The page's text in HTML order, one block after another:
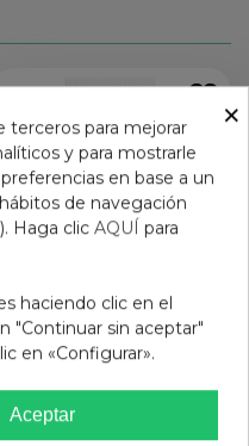
SENSIBIO DS CREMA 40
ML BIODERMA
19,95 €
×
terceros para mejorar
y para mostrarle
en base a un
de navegación
Haga clic AQUÍ para
haciendo clic en el
"Continuar sin aceptar"
en «Configurar».
Aceptar